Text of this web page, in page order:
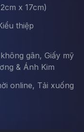
x 17cm)
thiệp
gân, Giấy mỹ
& Ánh Kim
online, Tải xuống